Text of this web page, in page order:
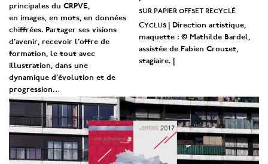
principales du CRPVE,
en images, en mots, en données
chiffrées. Partager ses visions
d’avenir, recevoir l’offre de
formation, le tout avec
illustration, dans une
dynamique d’évolution et de
progression…
sur papier offset recyclé
Cyclus
| Direction artistique,
maquette : © Mathilde Bardel,
assistée de Fabien Crouzet,
stagiaire. |